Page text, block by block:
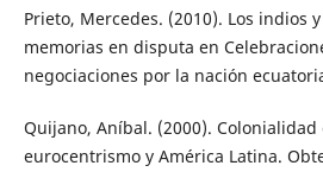
Prieto, Mercedes. (2010). Los indios
memorias en disputa en
negociaciones por la nación
Quijano, Aníbal. (2000).
eurocentrismo y América Latina.